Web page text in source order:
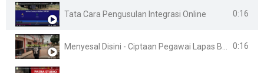
Tata Cara Pengusulan Integrasi Online 0:16
0:16